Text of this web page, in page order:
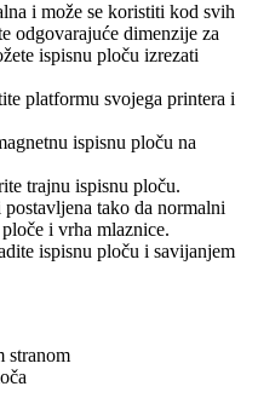
i može se koristiti kod svih
odgovarajuće dimenzije za
ispisnu ploču izrezati
platformu svojega printera i
ispisnu ploču na
trajnu ispisnu ploču.
tako da normalni
i vrha mlaznice.
ispisnu ploču i savijanjem
stranom